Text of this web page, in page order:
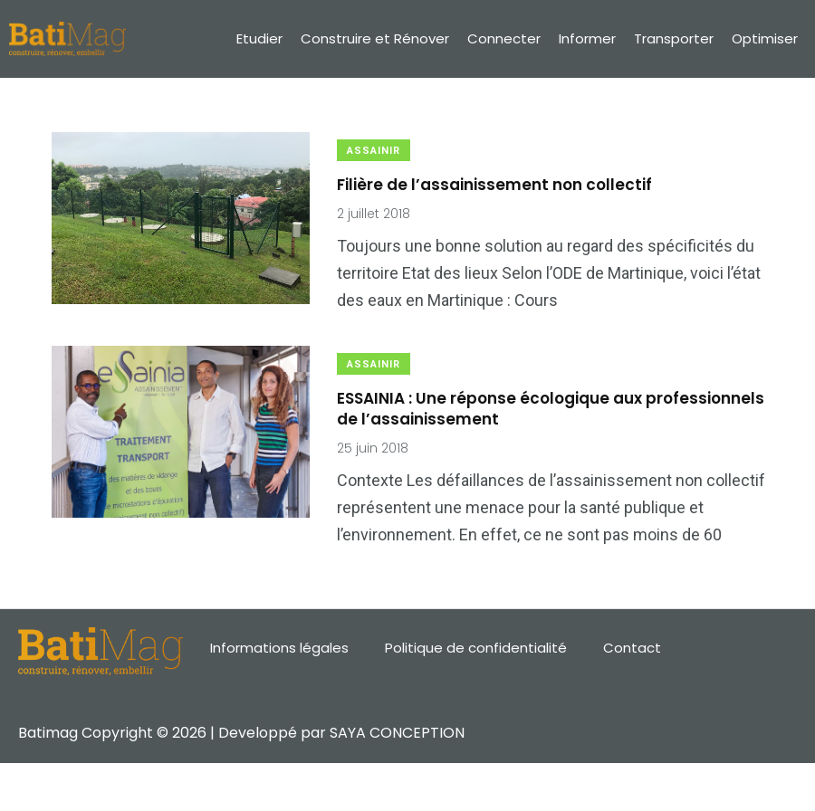
Etudier Construire et Rénover Connecter Informer Transporter Optimiser
ASSAINIR
Filière de l’assainissement non collectif
2 juillet 2018
Toujours une bonne solution au regard des spécificités du
territoire Etat des lieux Selon l’ODE de Martinique, voici l’état
des eaux en Martinique : Cours
ASSAINIR
ESSAINIA : Une réponse écologique aux professionnels
de l’assainissement
25 juin 2018
Contexte Les défaillances de l’assainissement non collectif
représentent une menace pour la santé publique et
l’environnement. En effet, ce ne sont pas moins de 60
2
Etudier
5
Informer
Optimiser
4
Protéger
20
Publireportages
0
Réagir
Informations légales Politique de confidentialité Contact
Batimag Copyright © 2026 | Developpé parSAYA CONCEPTION